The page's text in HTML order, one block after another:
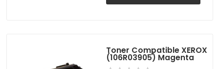
Toner Compatible XEROX
(106R03905) Magenta